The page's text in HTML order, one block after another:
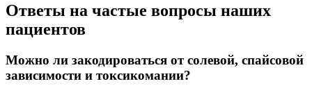
Ответы на частые вопросы наших
пациентов
Можно ли закодироваться от солевой, спайсовой
зависимости и токсикомании?